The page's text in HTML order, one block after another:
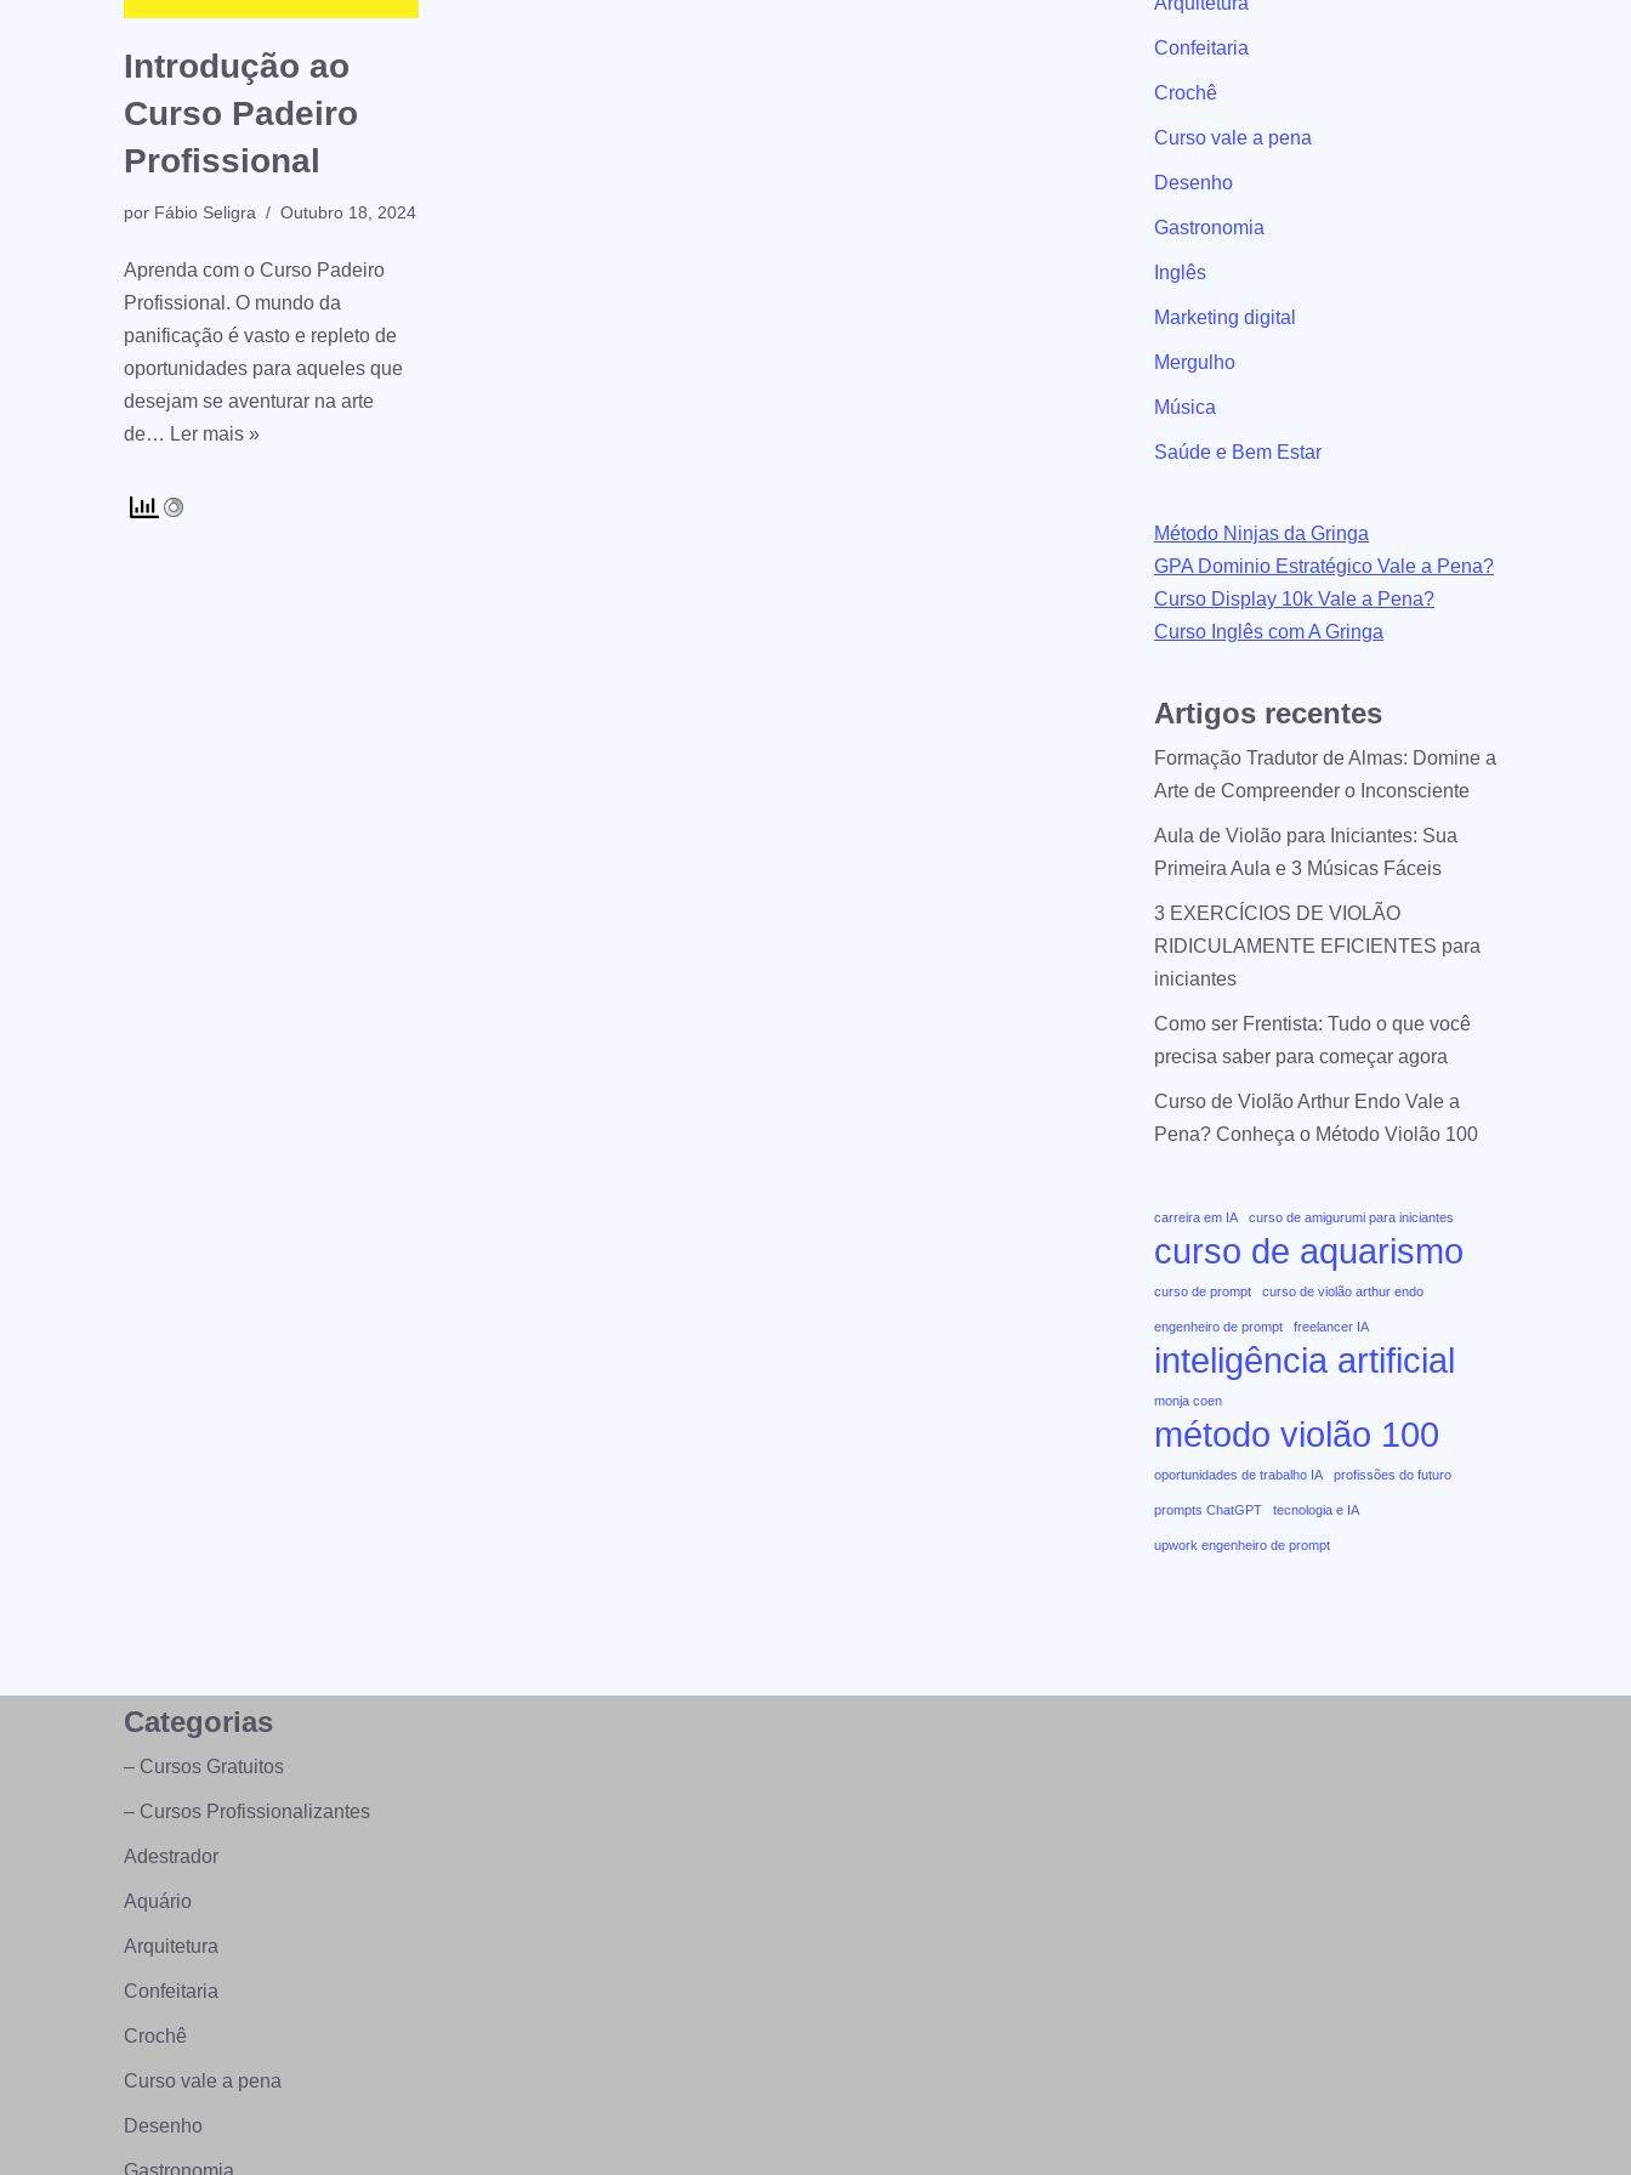
Introdução ao
Curso Padeiro
Profissional
por Fábio Seligra Outubro 18, 2024
Aprenda com o Curso Padeiro
Profissional. O mundo da
panificação é vasto e repleto de
oportunidades para aqueles que
desejam se aventurar na arte
de… Ler mais »
Confeitaria
Crochê
Curso vale a pena
Desenho
Gastronomia
Inglês
Marketing digital
Mergulho
Música
Saúde e Bem Estar
Método Ninjas da Gringa
GPA Dominio Estratégico Vale a Pena?
Curso Display 10k Vale a Pena?
Curso Inglês com A Gringa
Artigos recentes
Formação Tradutor de Almas: Domine a
Arte de Compreender o Inconsciente
Aula de Violão para Iniciantes: Sua
Primeira Aula e 3 Músicas Fáceis
3 EXERCÍCIOS DE VIOLÃO
RIDICULAMENTE EFICIENTES para
iniciantes
Como ser Frentista: Tudo o que você
precisa saber para começar agora
Curso de Violão Arthur Endo Vale a
Pena? Conheça o Método Violão 100
carreira em IA curso de amigurumi para iniciantes
curso de aquarismo
curso de prompt curso de violão arthur endo
engenheiro de prompt freelancer IA
inteligência artificial
monja coen
método violão 100
oportunidades de trabalho IA profissões do futuro
prompts ChatGPT tecnologia e IA
upwork engenheiro de prompt
Categorias
– Cursos Gratuitos
– Cursos Profissionalizantes
Adestrador
Aquário
Arquitetura
Confeitaria
Crochê
Curso vale a pena
Desenho
Gastronomia